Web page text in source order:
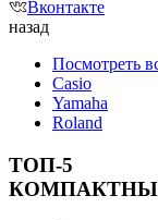
Вконтакте
назад
Посмотреть
Casio
Yamaha
Roland
ТОП-5